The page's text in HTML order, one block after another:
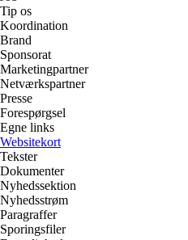
Tip os
Koordination
Brand
Sponsorat
Marketingpartner
Netværkspartner
Presse
Forespørgsel
Egne links
Websitekort
Tekster
Dokumenter
Nyhedssektion
Nyhedsstrøm
Paragraffer
Sporingsfiler